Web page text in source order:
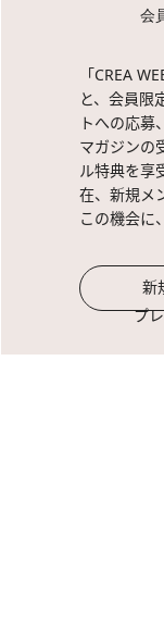
会
「CREA
と、会員限
トへの応募
マガジンの
ル特典を享
在、新規メ
この機会に
新
プ